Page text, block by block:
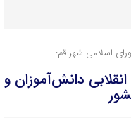
اسلامی شهر قم:
دانش‌آموزان و